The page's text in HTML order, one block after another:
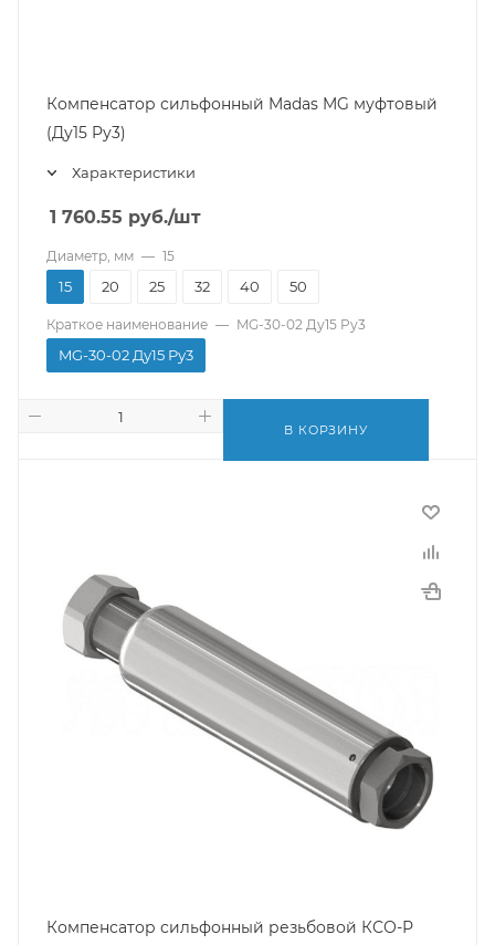
Компенсатор сильфонный Madas MG муфтовый
(Ду15 Pу3)
Характеристики
1 760.55 руб./шт
Диаметр, мм — 15
15 20 25 32 40 50
Краткое наименование — MG-30-02 Ду15 Pу3
MG-30-02 Ду15 Pу3
В КОРЗИНУ
Компенсатор сильфонный резьбовой КСО-Р